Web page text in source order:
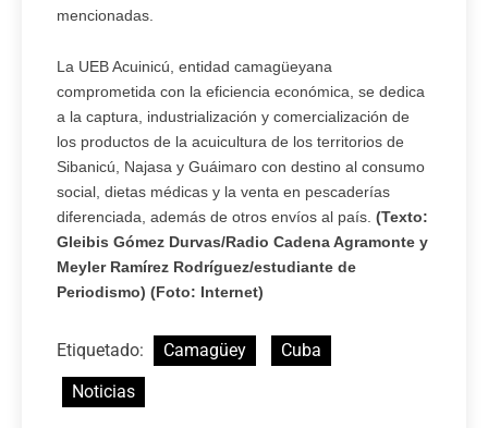
mencionadas.
La UEB Acuinicú, entidad camagüeyana
comprometida con la eficiencia económica, se dedica
a la captura, industrialización y comercialización de
los productos de la acuicultura de los territorios de
Sibanicú, Najasa y Guáimaro con destino al consumo
social, dietas médicas y la venta en pescaderías
diferenciada, además de otros envíos al país. (Texto:
Gleibis Gómez Durvas/Radio Cadena Agramonte y
Meyler Ramírez Rodríguez/estudiante de
Periodismo) (Foto: Internet)
Etiquetado: Camagüey
Cuba
Noticias